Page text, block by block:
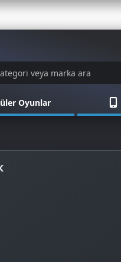
Oyunlar